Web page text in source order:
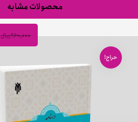
محصولات مشابه
۹۶۰,۰۰۰ریال
حراج!